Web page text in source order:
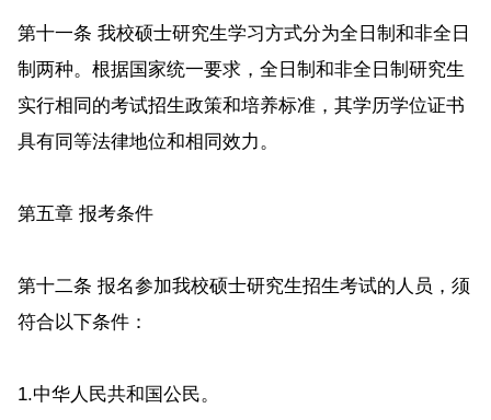
第十一条 我校硕士研究生学习方式分为全日制和非全日
制两种。根据国家统一要求，全日制和非全日制研究生
实行相同的考试招生政策和培养标准，其学历学位证书
具有同等法律地位和相同效力。
第五章 报考条件
第十二条 报名参加我校硕士研究生招生考试的人员，须
符合以下条件：
1.中华人民共和国公民。